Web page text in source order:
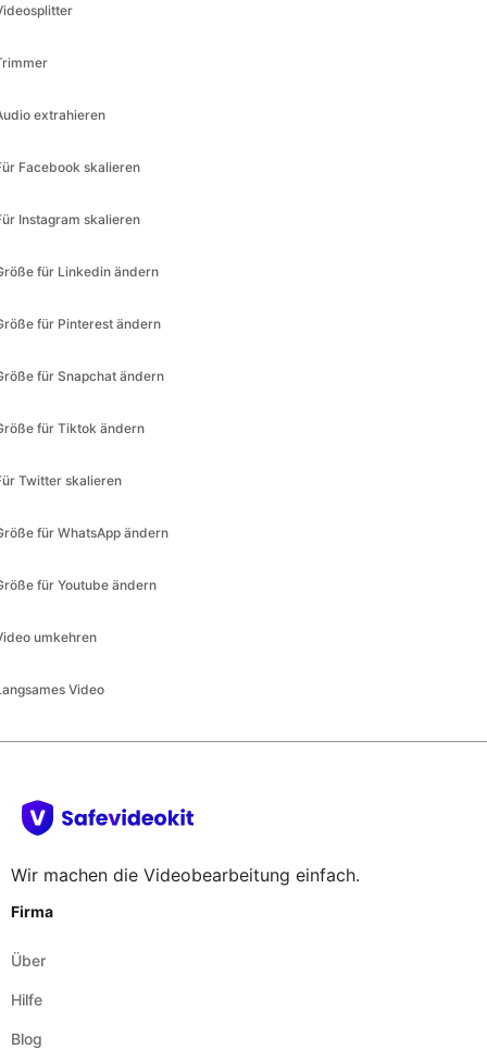
extrahieren
Facebook skalieren
Instagram skalieren
für Linkedin ändern
für Pinterest ändern
für Snapchat ändern
für Tiktok ändern
Twitter skalieren
für WhatsApp ändern
für Youtube ändern
umkehren
Video
Wir machen die Videobearbeitung einfach.
Firma
Über
Hilfe
Blog